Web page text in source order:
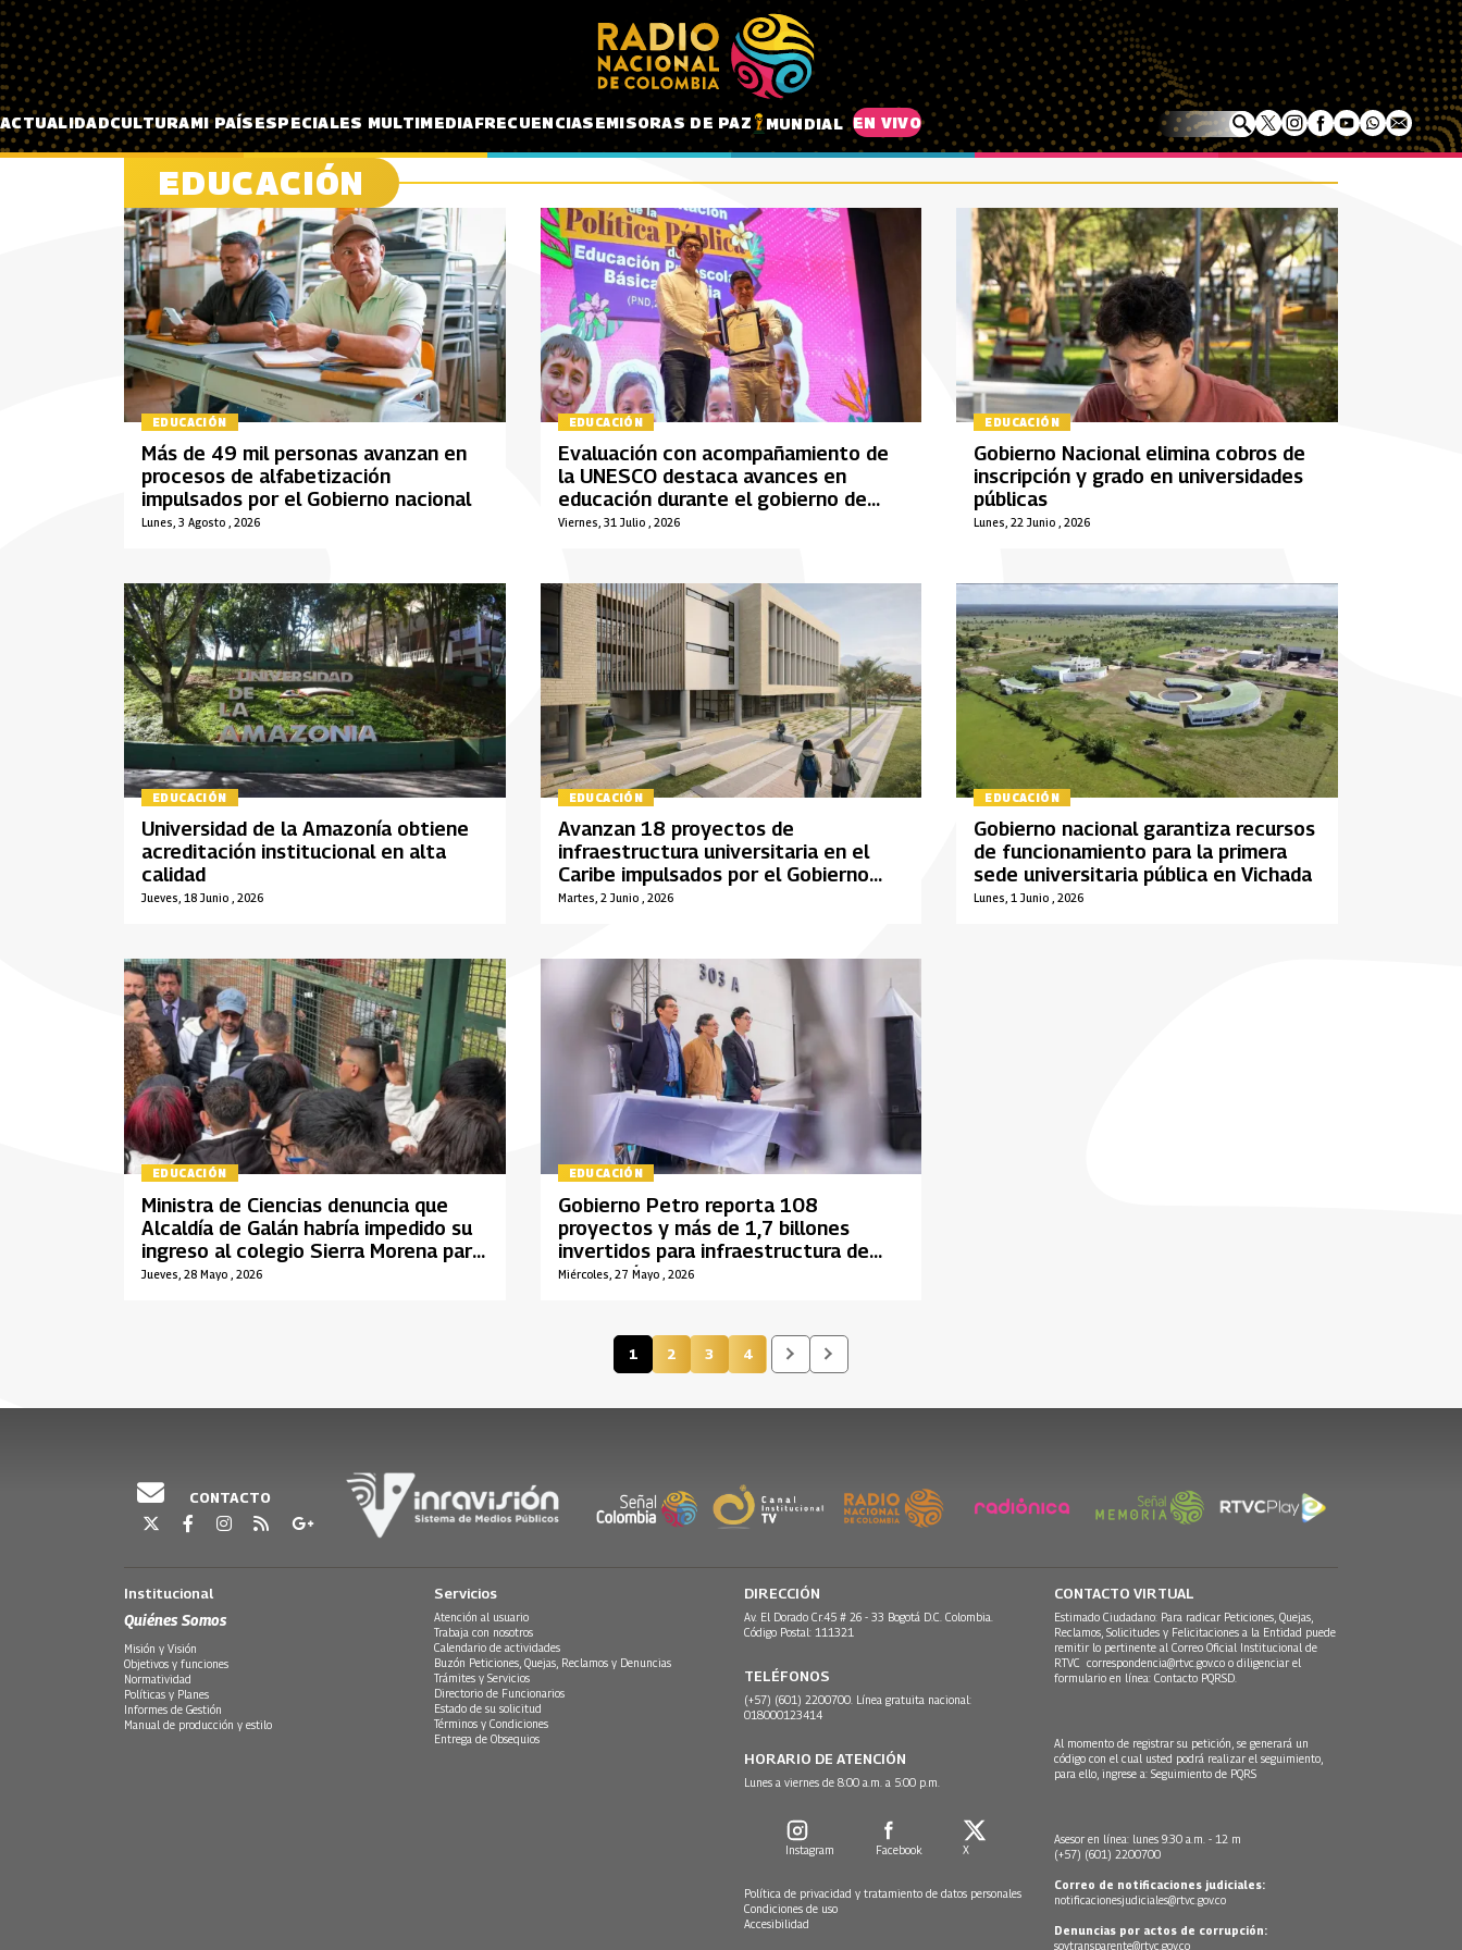
Pasar al contenido principal
ACTUALIDADCULTURAMI PAÍSESPECIALES MULTIMEDIAFRECUENCIASEMISORAS DE PAZ MUNDIAL EN VIVO
EDUCACIÓN
EDUCACIÓN
Lunes, 3 Agosto , 2026
Más de 49 mil personas avanzan en
procesos de alfabetización
impulsados por el Gobierno nacional
EDUCACIÓN
Viernes, 31 Julio , 2026
Evaluación con acompañamiento de
la UNESCO destaca avances en
educación durante el gobierno de
Gustavo Petro
EDUCACIÓN
Lunes, 22 Junio , 2026
Gobierno Nacional elimina cobros de
inscripción y grado en universidades
públicas
EDUCACIÓN
Jueves, 18 Junio , 2026
Universidad de la Amazonía obtiene
acreditación institucional en alta
calidad
EDUCACIÓN
Martes, 2 Junio , 2026
Avanzan 18 proyectos de
infraestructura universitaria en el
Caribe impulsados por el Gobierno
nacional
EDUCACIÓN
Lunes, 1 Junio , 2026
Gobierno nacional garantiza recursos
de funcionamiento para la primera
sede universitaria pública en Vichada
EDUCACIÓN
Jueves, 28 Mayo , 2026
Ministra de Ciencias denuncia que
Alcaldía de Galán habría impedido su
ingreso al colegio Sierra Morena para
entregar laboratorio
EDUCACIÓN
Miércoles, 27 Mayo , 2026
Gobierno Petro reporta 108
proyectos y más de 1,7 billones
invertidos para infraestructura de
educación superior
Página actual
1 Página
2 Página
3 Página
4
CONTACTO
Institucional
Quiénes Somos
Misión y Visión
Objetivos y funciones
Normatividad
Políticas y Planes
Informes de Gestión
Manual de producción y estilo
Servicios
Atención al usuario
Trabaja con nosotros
Calendario de actividades
Buzón Peticiones, Quejas, Reclamos y Denuncias
Trámites y Servicios
Directorio de Funcionarios
Estado de su solicitud
Términos y Condiciones
Entrega de Obsequios
DIRECCIÓN
Av. El Dorado Cr.45 # 26 - 33 Bogotá D.C. Colombia.
Código Postal: 111321
TELÉFONOS
(+57) (601) 2200700. Línea gratuita nacional:
018000123414
HORARIO DE ATENCIÓN
Lunes a viernes de 8:00 a.m. a 5:00 p.m.
Instagram Facebook X
Política de privacidad y tratamiento de datos personales
Condiciones de uso
Accesibilidad
CONTACTO VIRTUAL
Estimado Ciudadano: Para radicar Peticiones, Quejas,
Reclamos, Solicitudes y Felicitaciones a la Entidad puede
remitir lo pertinente al Correo Oficial Institucional de
RTVC correspondencia@rtvc.gov.co o diligenciar el
formulario en línea: Contacto PQRSD.
Al momento de registrar su petición, se generará un
código con el cual usted podrá realizar el seguimiento,
para ello, ingrese a: Seguimiento de PQRS
Asesor en línea: lunes 9:30 a.m. - 12 m
(+57) (601) 2200700
Correo de notificaciones judiciales:
notificacionesjudiciales@rtvc.gov.co
Denuncias por actos de corrupción:
soytransparente@rtvc.gov.co